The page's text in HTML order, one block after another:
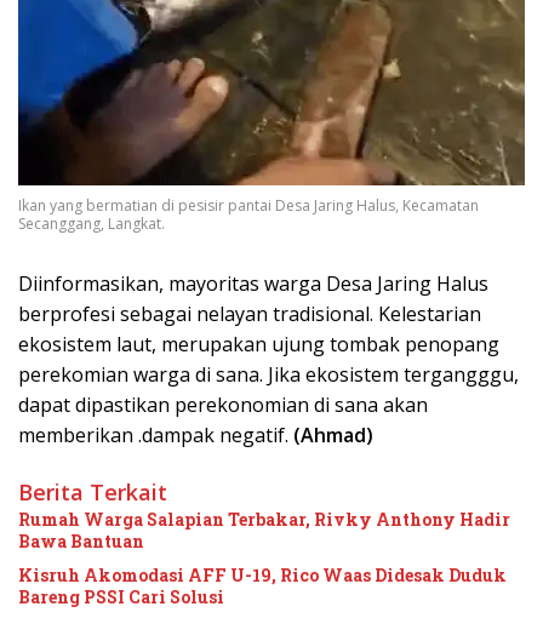
Ikan yang bermatian di pesisir pantai Desa Jaring Halus, Kecamatan
Secanggang, Langkat.
Diinformasikan, mayoritas warga Desa Jaring Halus
berprofesi sebagai nelayan tradisional. Kelestarian
ekosistem laut, merupakan ujung tombak penopang
perekomian warga di sana. Jika ekosistem tergangggu,
dapat dipastikan perekonomian di sana akan
memberikan .dampak negatif. (Ahmad)
Berita Terkait
Rumah Warga Salapian Terbakar, Rivky Anthony Hadir
Bawa Bantuan
Kisruh Akomodasi AFF U-19, Rico Waas Didesak Duduk
Bareng PSSI Cari Solusi